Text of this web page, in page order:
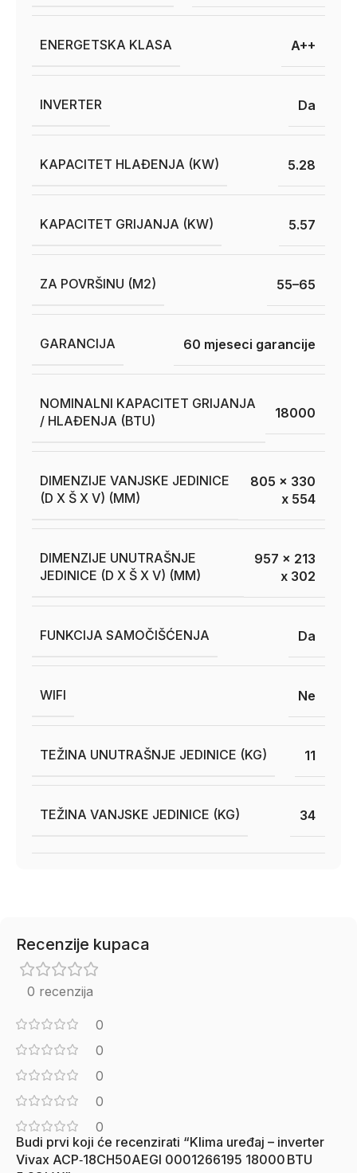
ENERGETSKA KLASA A++
INVERTER Da
KAPACITET HLAĐENJA (KW) 5.28
KAPACITET GRIJANJA (KW) 5.57
ZA POVRŠINU (M2) 55–65
GARANCIJA 60 mjeseci garancije
NOMINALNI KAPACITET GRIJANJA
/ HLAĐENJA (BTU)
18000
DIMENZIJE VANJSKE JEDINICE
(D X Š X V) (MM)
805 x 330
x 554
DIMENZIJE UNUTRAŠNJE
JEDINICE (D X Š X V) (MM)
957 x 213
x 302
FUNKCIJA SAMOČIŠĆENJA Da
WIFI Ne
TEŽINA UNUTRAŠNJE JEDINICE (KG) 11
TEŽINA VANJSKE JEDINICE (KG) 34
Recenzije kupaca
0 recenzija
0
0
0
0
0
Budi prvi koji će recenzirati “Klima uređaj – inverter
Vivax ACP‑18CH50AEGI 0001266195 18000 BTU